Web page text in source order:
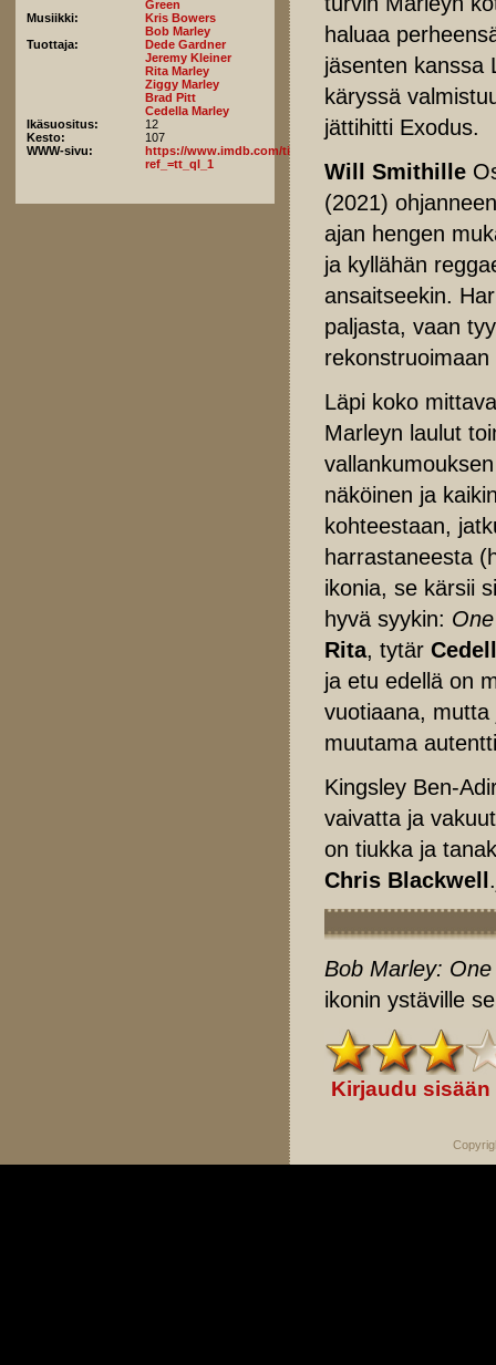
Green
Musiikki:
Kris Bowers
Bob Marley
Tuottaja:
Dede Gardner
Jeremy Kleiner
Rita Marley
Ziggy Marley
Brad Pitt
Cedella Marley
Ikäsuositus:
12
Kesto:
107
WWW-sivu:
https://www.imdb.com/title/tt8521778/fullcredits/?
ref_=tt_ql_1
haluaa
jäsenten kanssa
käryssä
jättihitti Exodus.
Will Smithille
(2021)
ajan hengen
ja kyllähän
ansaitseekin.
paljasta, vaan
Läpi koko
Marleyn laulut
näköinen ja
kohteestaan,
harrastaneesta
ikonia, se kärsii
hyvä syykin:
Rita, tytär
ja etu edellä on
vuotiaana,
muutama
Kingsley Ben-
vaivatta ja
on tiukka ja
Chris Blackwell
Bob Marley:
ikonin ystäville
Kirjaudu sisään